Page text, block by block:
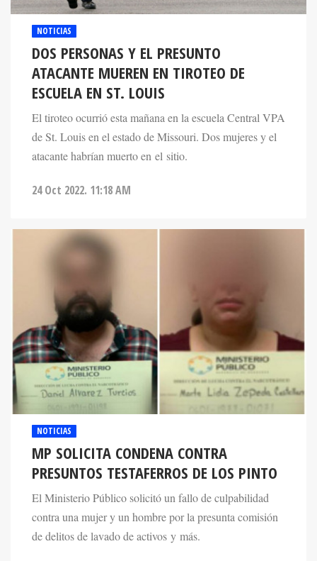
NOTICIAS
DOS PERSONAS Y EL PRESUNTO
ATACANTE MUEREN EN TIROTEO DE
ESCUELA EN ST. LOUIS
El tiroteo ocurrió esta mañana en la escuela Central VPA
de St. Louis en el estado de Missouri. Dos mujeres y el
atacante habrían muerto en el sitio.
24 Oct 2022. 11:18 AM
NOTICIAS
MP SOLICITA CONDENA CONTRA
PRESUNTOS TESTAFERROS DE LOS PINTO
El Ministerio Público solicitó un fallo de culpabilidad
contra una mujer y un hombre por la presunta comisión
de delitos de lavado de activos y más.